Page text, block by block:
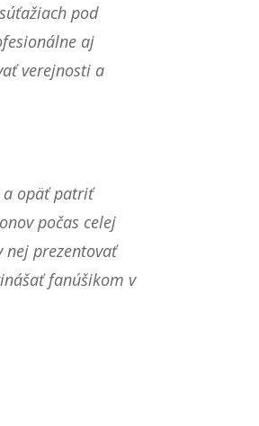
pod
aj
verejnosti a
a opäť patriť
počas celej
nej prezentovať
fanúšikom v